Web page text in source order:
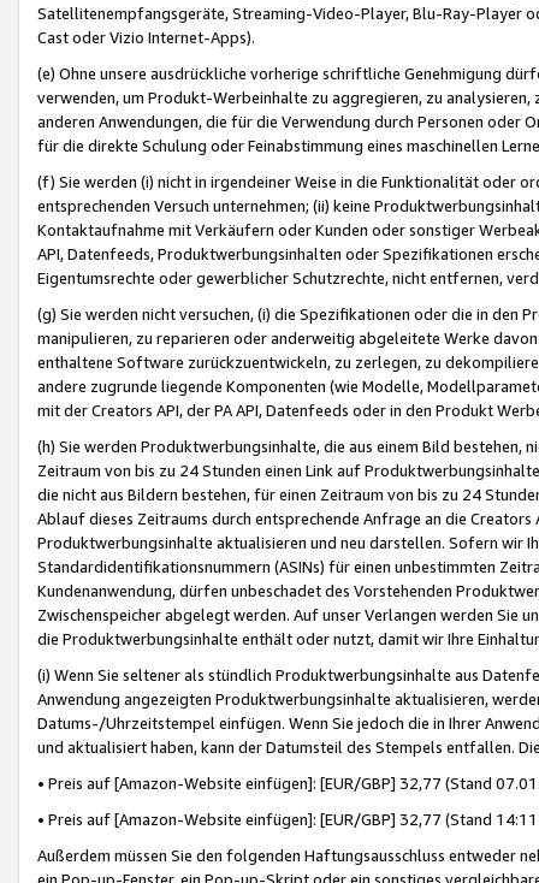
Satellitenempfangsgeräte, Streaming-Video-Player, Blu-Ray-Player
Cast oder Vizio Internet-Apps).
(e) Ohne unsere ausdrückliche vorherige schriftliche Genehmigung
verwenden, um Produkt-Werbeinhalte zu aggregieren, zu
anderen Anwendungen, die für die Verwendung durch Personen
für die direkte Schulung oder Feinabstimmung eines maschinellen
(f) Sie werden (i) nicht in irgendeiner Weise in die Funktionalität oder
entsprechenden Versuch unternehmen; (ii) keine
Kontaktaufnahme mit Verkäufern oder Kunden oder sonstiger
API, Datenfeeds, Produktwerbungsinhalten oder Spezifikationen
Eigentumsrechte oder gewerblicher Schutzrechte, nicht entfernen,
(g) Sie werden nicht versuchen, (i) die Spezifikationen oder die in
manipulieren, zu reparieren oder anderweitig abgeleitete Werke
enthaltene Software zurückzuentwickeln, zu zerlegen, zu
andere zugrunde liegende Komponenten (wie Modelle,
mit der Creators API, der PA API, Datenfeeds oder in den Produkt
(h) Sie werden Produktwerbungsinhalte, die aus einem Bild bestehen,
Zeitraum von bis zu 24 Stunden einen Link auf
die nicht aus Bildern bestehen, für einen Zeitraum von bis zu 24
Ablauf dieses Zeitraums durch entsprechende Anfrage an die
Produktwerbungsinhalte aktualisieren und neu darstellen. Sofern wir
Standardidentifikationsnummern (ASINs) für einen unbestimmten
Kundenanwendung, dürfen unbeschadet des Vorstehenden
Zwischenspeicher abgelegt werden. Auf unser Verlangen werden Sie
die Produktwerbungsinhalte enthält oder nutzt, damit wir Ihre
(i) Wenn Sie seltener als stündlich Produktwerbungsinhalte aus
Anwendung angezeigten Produktwerbungsinhalte aktualisieren,
Datums-/Uhrzeitstempel einfügen. Wenn Sie jedoch die in Ihrer
und aktualisiert haben, kann der Datumsteil des Stempels entfallen.
• Preis auf [Amazon-Website einfügen]: [EUR/GBP] 32,77 (Stand
• Preis auf [Amazon-Website einfügen]: [EUR/GBP] 32,77 (Stand
Außerdem müssen Sie den folgenden Haftungsausschluss entweder
ein Pop-up-Fenster, ein Pop-up-Skript oder ein sonstiges